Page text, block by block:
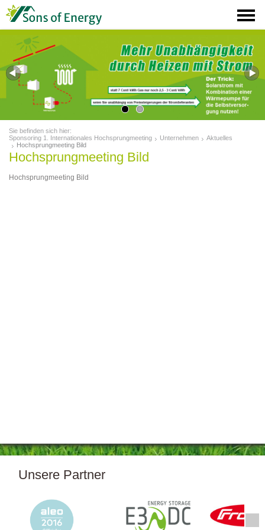
Sie befinden sich hier:
Sponsoring 1. Internationales Hochsprungmeeting
Unternehmen
Aktuelles
Hochsprungmeeting Bild
Hochsprungmeeting Bild
Hochsprungmeeting Bild
Unsere Partner